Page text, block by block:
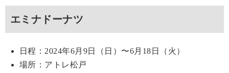
エミナドーナツ
日程：2024年6月9日（日）〜6月18日（火）
場所：アトレ松戸